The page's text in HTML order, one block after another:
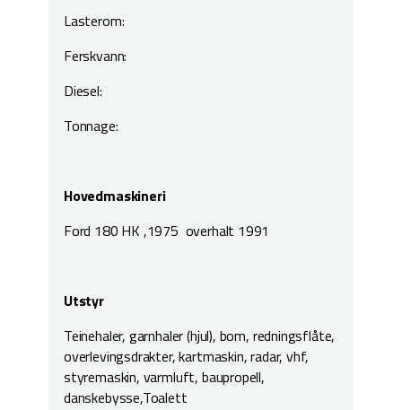
Lasterom:
Ferskvann:
Diesel:
Tonnage:
Hovedmaskineri
Ford 180 HK ,1975 overhalt 1991
Utstyr
Teinehaler, garnhaler (hjul), bom, redningsflåte,
overlevingsdrakter, kartmaskin, radar, vhf,
styremaskin, varmluft, baupropell,
danskebysse,Toalett